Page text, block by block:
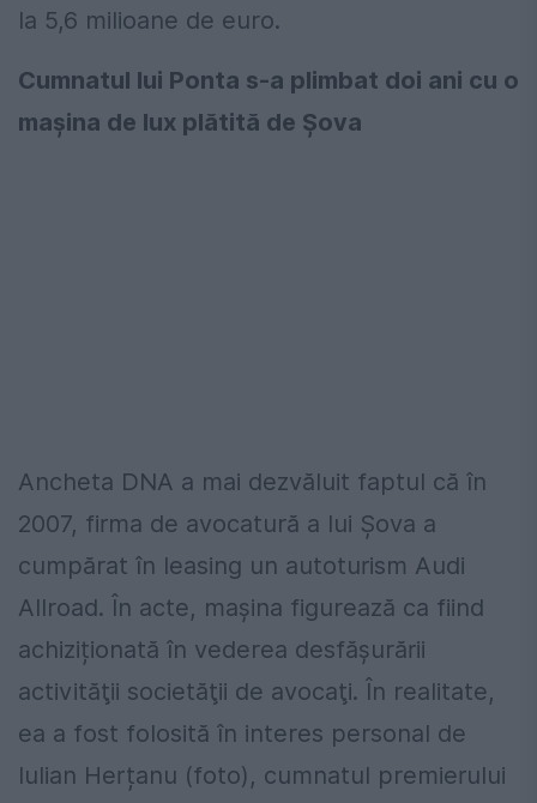
la 5,6 milioane de euro.
Cumnatul lui Ponta s-a plimbat doi ani cu o
mașina de lux plătită de Șova
Ancheta DNA a mai dezvăluit faptul că în
2007, firma de avocatură a lui Șova a
cumpărat în leasing un autoturism Audi
Allroad. În acte, mașina figurează ca fiind
achiziționată în vederea desfăşurării
activităţii societăţii de avocaţi. În realitate,
ea a fost folosită în interes personal de
Iulian Herțanu (foto), cumnatul premierului